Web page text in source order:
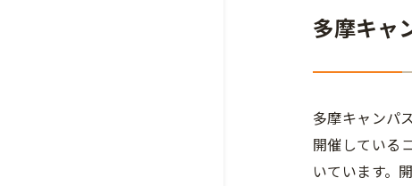
多摩キャ
多摩キャンパ
開催している
いています。